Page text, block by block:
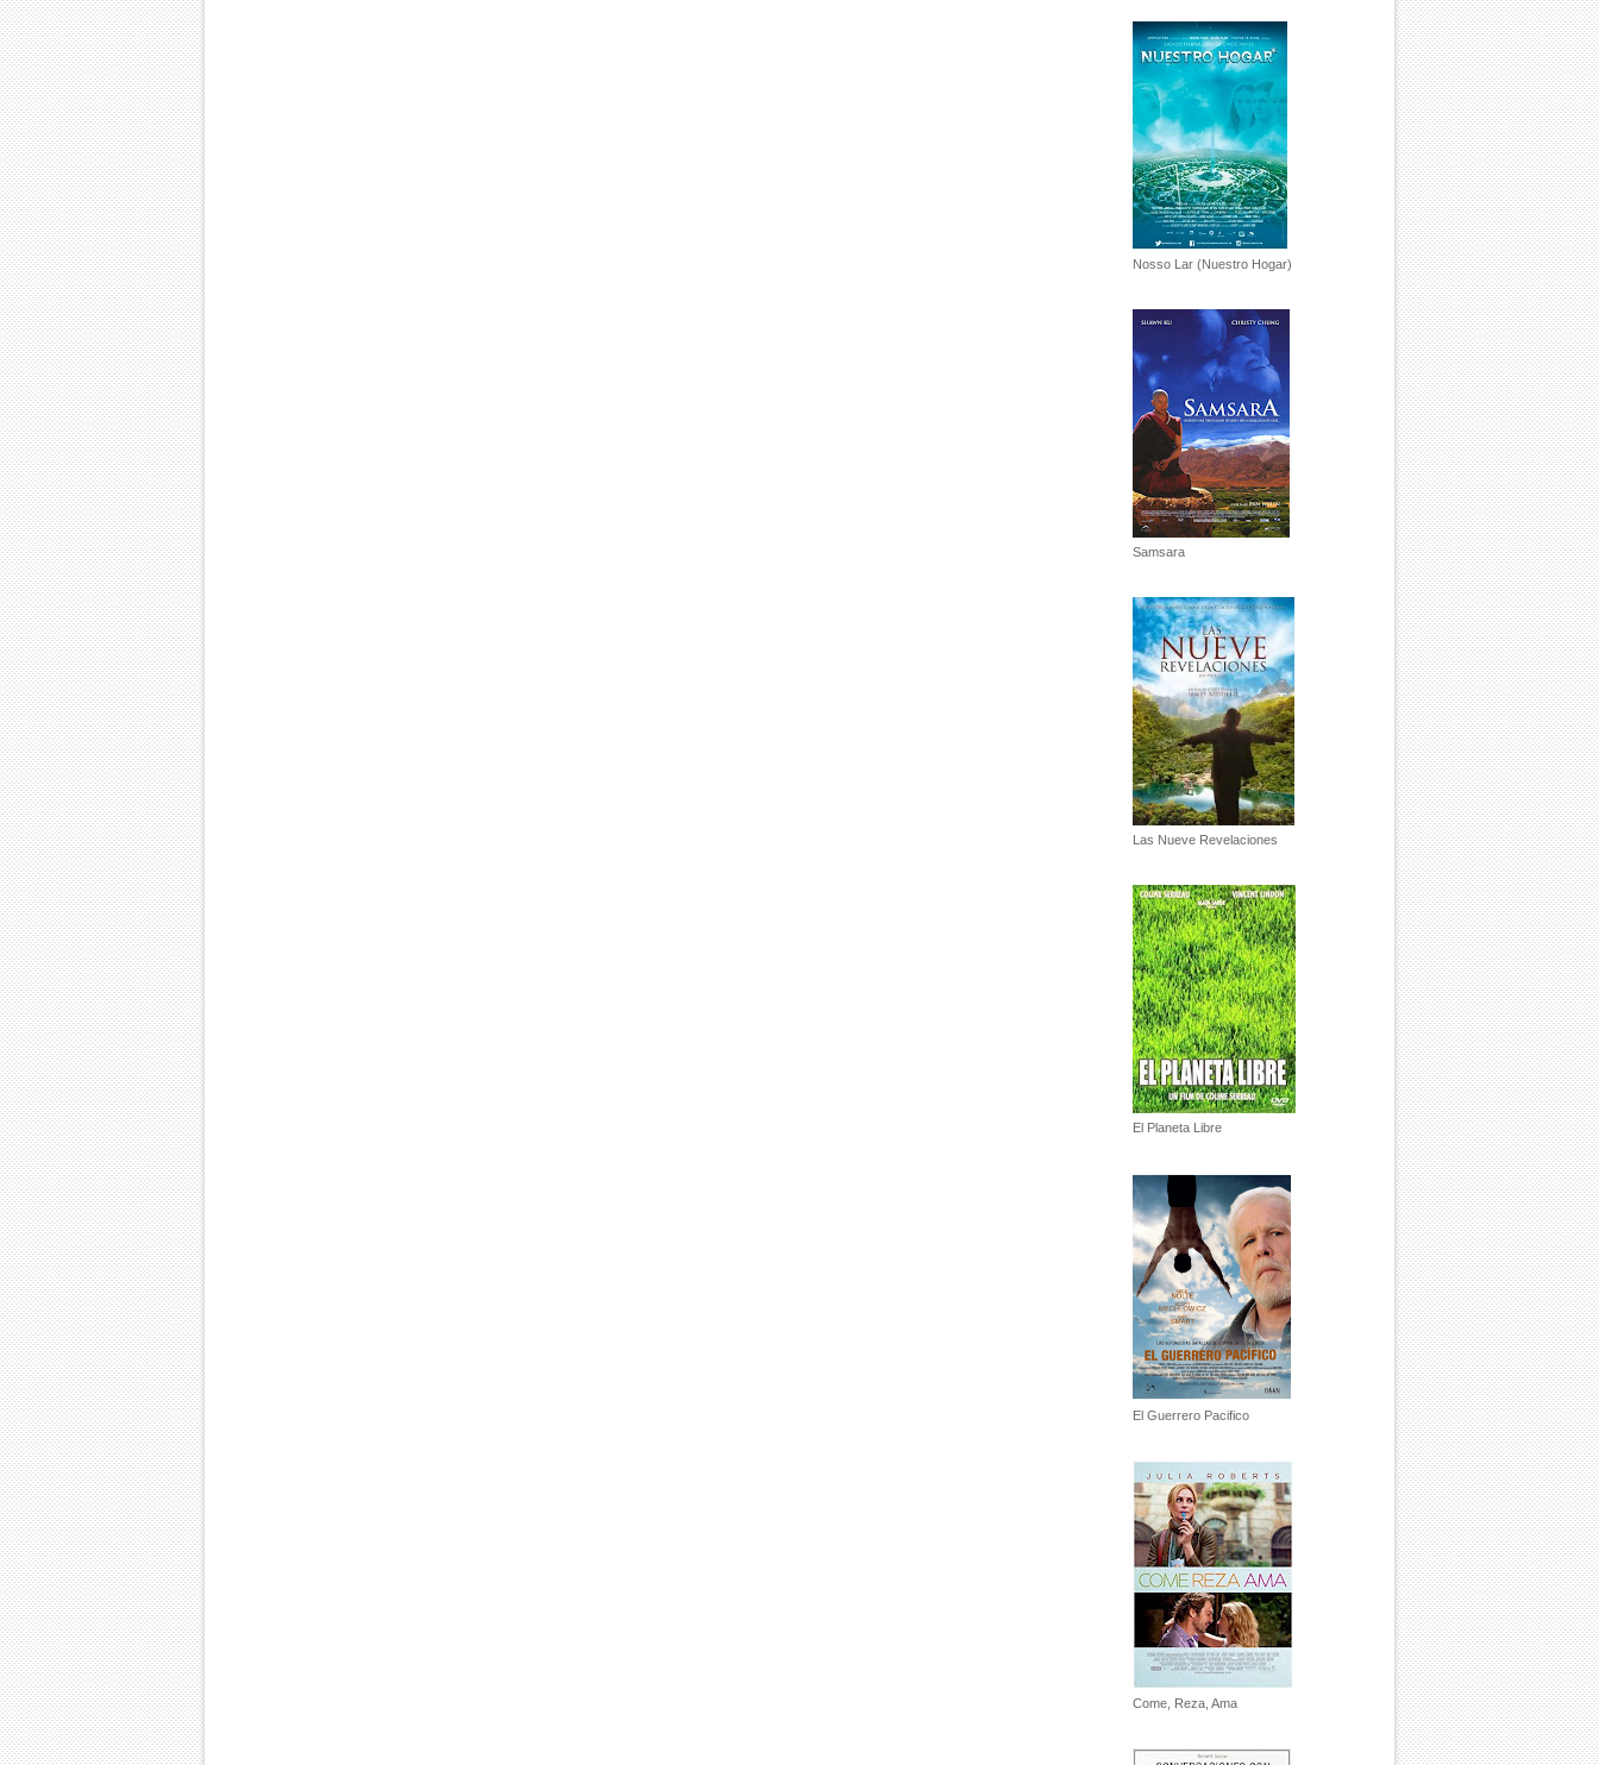
Nosso Lar (Nuestro Hogar)
Samsara
Las Nueve Revelaciones
El Planeta Libre
El Guerrero Pacifico
Come, Reza, Ama